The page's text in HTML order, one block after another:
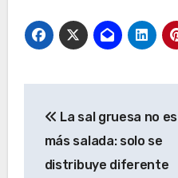
de
entradas
La sal gruesa no es
más salada: solo se
distribuye diferente